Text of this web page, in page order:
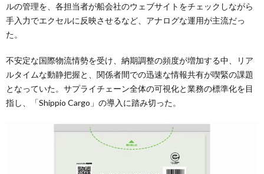
ルの管理を、各担当者が船会社のウェブサイトをチェックしながら
手入力でエクセルに反映させるなど、アナログな運用が主流だっ
た。
不安定な国際物流情勢を受け、納期調整の頻度が増加する中、リア
ルタイムな動静把握と、関係者間での迅速な情報共有が喫緊の課題
となっていた。サプライチェーン全体の可視化と業務の標準化を目
指し、「Shippio Cargo」の導入に踏み切った。